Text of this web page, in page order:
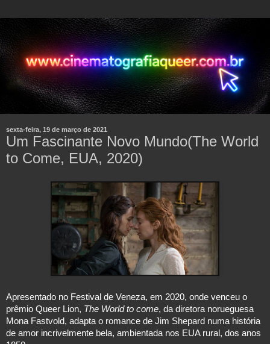
sexta-feira, 19 de março de 2021
Um Fascinante Novo Mundo(The World
to Come, EUA, 2020)
Apresentado no Festival de Veneza, em 2020, onde venceu o
prêmio Queer Lion, The World to come, da diretora norueguesa
Mona Fastvold, adapta o romance de Jim Shepard numa história
de amor incrivelmente bela, ambientada nos EUA rural, dos anos